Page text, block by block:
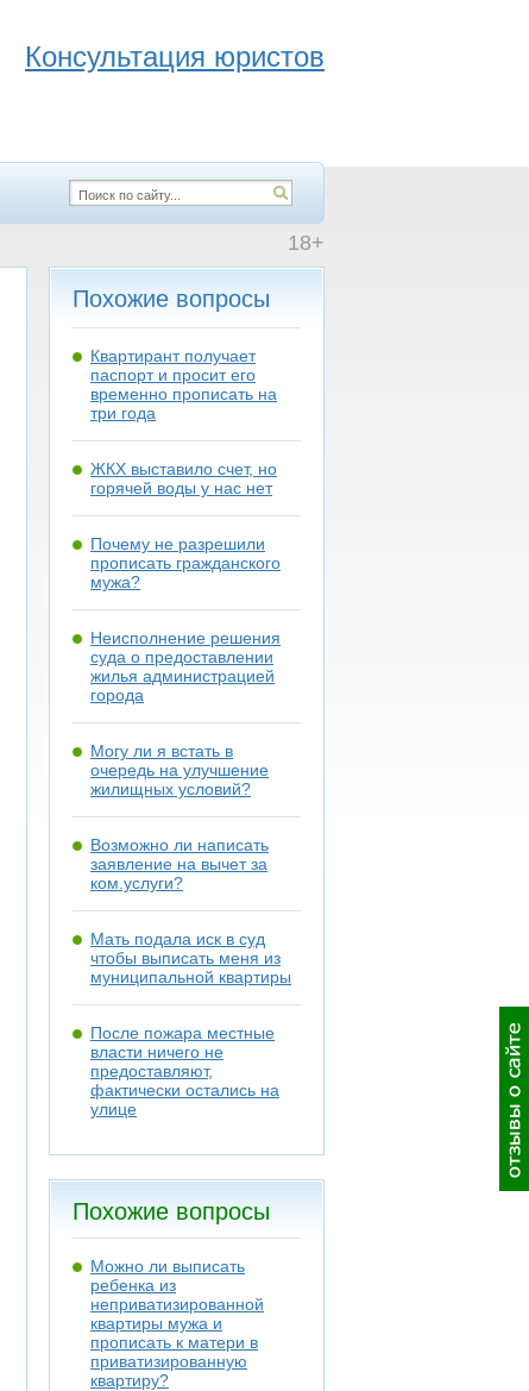
Консультация юристов
18+
Похожие вопросы
Квартирант получает
паспорт и просит его
временно прописать на
три года
ЖКХ выставило счет, но
горячей воды у нас нет
Почему не разрешили
прописать гражданского
мужа?
Неисполнение решения
суда о предоставлении
жилья администрацией
города
Могу ли я встать в
очередь на улучшение
жилищных условий?
Возможно ли написать
заявление на вычет за
ком.услуги?
Мать подала иск в суд
чтобы выписать меня из
муниципальной квартиры
После пожара местные
власти ничего не
предоставляют,
фактически остались на
улице
Похожие вопросы
Можно ли выписать
ребенка из
неприватизированной
квартиры мужа и
прописать к матери в
приватизированную
квартиру?